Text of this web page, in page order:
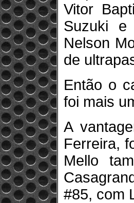
Vitor
Suzuki e
Nelson
de
Então o
foi mais
A
Ferreira,
Mello
#85, com